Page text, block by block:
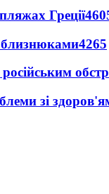
Греції
близнюками4265
зі